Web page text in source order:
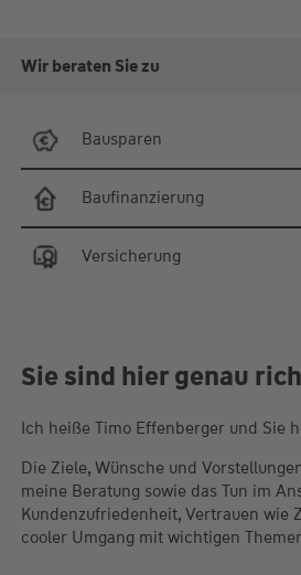
Wir beraten Sie zu
Bausparen
Baufinanzierung
Versicherung
Sie sind hier genau
Ich heiße Timo Effenberger und Sie
Die Ziele, Wünsche und
meine Beratung sowie das Tun im
Kundenzufriedenheit, Vertrauen wie
cooler Umgang mit wichtigen